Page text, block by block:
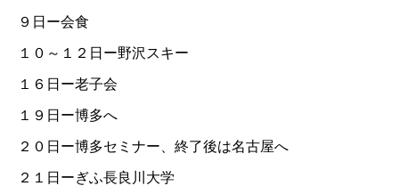
９日ー会食
１０～１２日ー野沢スキー
１６日ー老子会
１９日ー博多へ
２０日ー博多セミナー、終了後は名古屋へ
２１日ーぎふ長良川大学